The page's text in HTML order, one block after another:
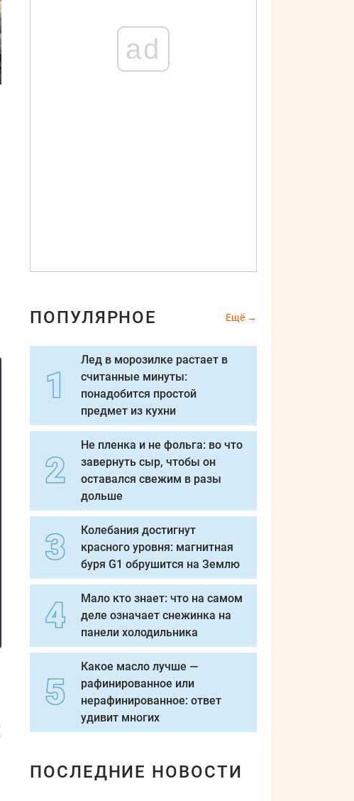
ad
ПОПУЛЯРНОЕ Ещё
Лед в морозилке растает в
считанные минуты:
понадобится простой
предмет из кухни
Не пленка и не фольга: во что
завернуть сыр, чтобы он
оставался свежим в разы
дольше
Колебания достигнут
красного уровня: магнитная
буря G1 обрушится на Землю
Мало кто знает: что на самом
деле означает снежинка на
панели холодильника
Какое масло лучше —
рафинированное или
нерафинированное: ответ
удивит многих
ПОСЛЕДНИЕ НОВОСТИ